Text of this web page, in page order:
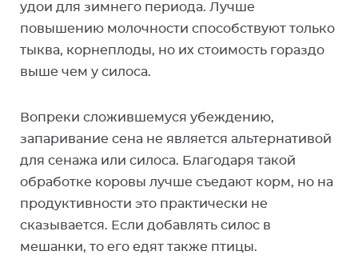
удои для зимнего периода. Лучше
повышению молочности способствуют только
тыква, корнеплоды, но их стоимость гораздо
выше чем у силоса.
Вопреки сложившемуся убеждению,
запаривание сена не является альтернативой
для сенажа или силоса. Благодаря такой
обработке коровы лучше съедают корм, но на
продуктивности это практически не
сказывается. Если добавлять силос в
мешанки, то его едят также птицы.